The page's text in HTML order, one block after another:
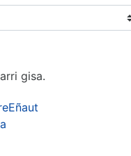
gisa.